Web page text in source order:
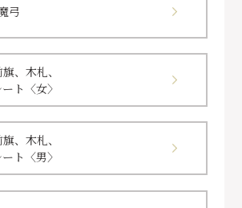
弓
、木札、
ト〈女〉
、木札、
ト〈男〉